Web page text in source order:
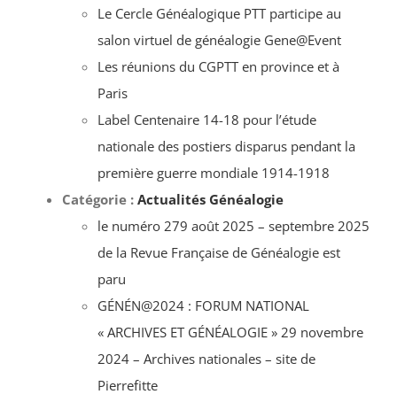
Le Cercle Généalogique PTT participe au
salon virtuel de généalogie Gene@Event
Les réunions du CGPTT en province et à
Paris
Label Centenaire 14-18 pour l’étude
nationale des postiers disparus pendant la
première guerre mondiale 1914-1918
Catégorie : Actualités Généalogie
le numéro 279 août 2025 – septembre 2025
de la Revue Française de Généalogie est
paru
GÉNÉN@2024 : FORUM NATIONAL
« ARCHIVES ET GÉNÉALOGIE » 29 novembre
2024 – Archives nationales – site de
Pierrefitte